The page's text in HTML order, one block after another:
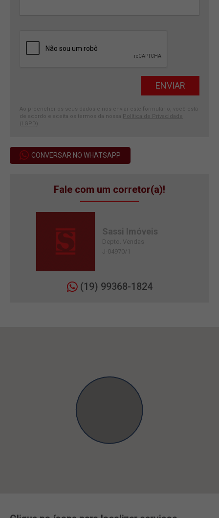
Ao preencher os seus dados e nos enviar este formulário, você está
de acordo e aceita os termos da nossa Política de Privacidade
(LGPD)
CONVERSAR NO WHATSAPP
Fale com um corretor(a)!
Sassi Imóveis
Depto. Vendas
J-04970/1
(19) 99368-1824